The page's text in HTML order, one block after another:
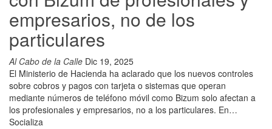
empresarios, no de los
particulares
Al Cabo de la Calle Dic 19, 2025
El Ministerio de Hacienda ha aclarado que los nuevos controles
sobre cobros y pagos con tarjeta o sistemas que operan
mediante números de teléfono móvil como Bizum solo afectan a
los profesionales y empresarios, no a los particulares. En…
Socializa